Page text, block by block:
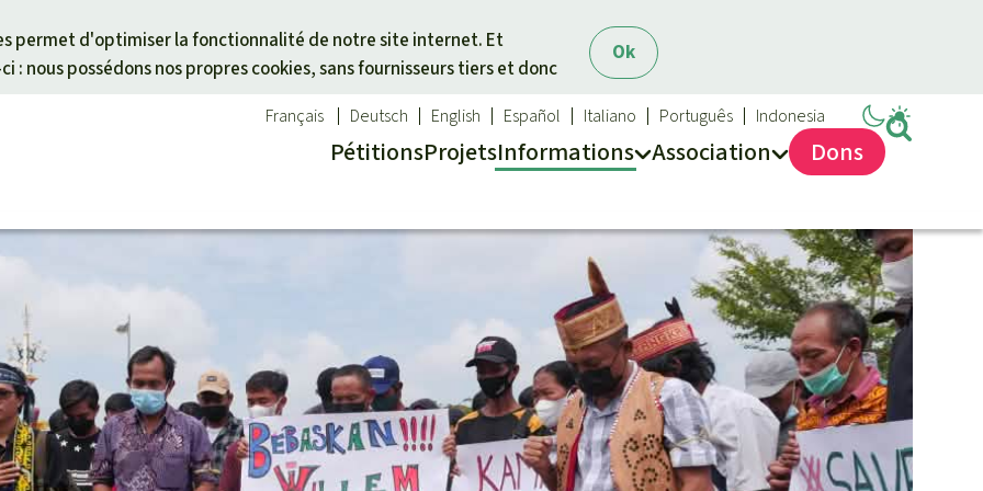
Ok
permet d'optimiser la fonctionnalité de notre site internet. Et
: nous possédons nos propres cookies, sans fournisseurs tiers et donc
PétitionsProjetsInformations
tropicale
Association
Sauvons la forêt
Qui sommes-nous ?
Nous contacter
Transparence
Questions fréquentes
Rapports annuels
Mentions légales
Médias
Communiqués
Dans la presse
Français Deutsch English Español Italiano Português Indonesia
Dons
animaux
forêts tropicales
Amérique latine